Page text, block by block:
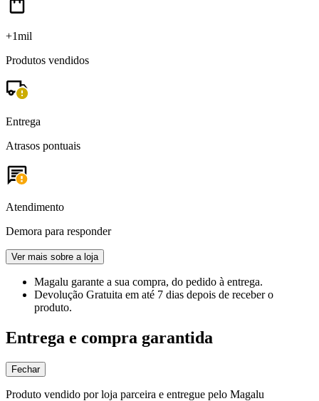
+1mil
Produtos vendidos
Entrega
Atrasos pontuais
Atendimento
Demora para responder
Ver mais sobre a loja
Magalu garante a sua compra, do pedido à entrega.
Devolução Gratuita em até 7 dias depois de receber o
produto.
Entrega e compra garantida
Fechar
Produto vendido por loja parceira e entregue pelo Magalu